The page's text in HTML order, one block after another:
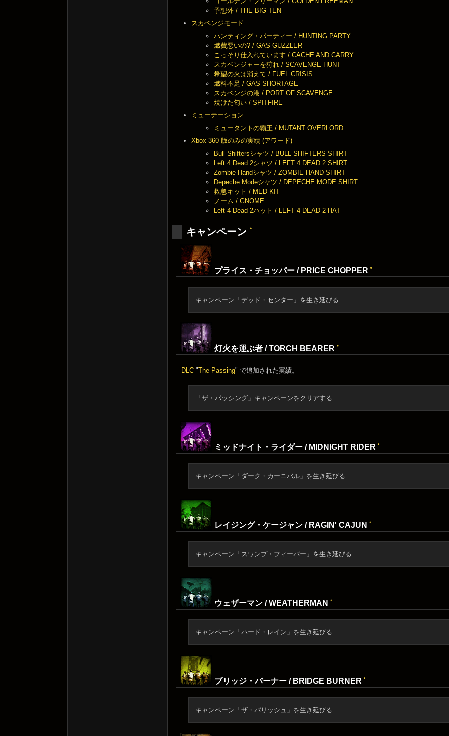
予想外 / THE BIG TEN
スカベンジモード
ハンティング・パーティー / HUNTING PARTY
燃費悪いの? / GAS GUZZLER
こっそり仕入れています / CACHE AND CARRY
スカベンジャーを狩れ / SCAVENGE HUNT
希望の火は消えて / FUEL CRISIS
燃料不足 / GAS SHORTAGE
スカベンジの港 / PORT OF SCAVENGE
焼けた匂い / SPITFIRE
ミューテーション
ミュータントの覇王 / MUTANT OVERLORD
Xbox 360 版のみの実績 (アワード)
Bull Shiftersシャツ / BULL SHIFTERS SHIRT
Left 4 Dead 2シャツ / LEFT 4 DEAD 2 SHIRT
Zombie Handシャツ / ZOMBIE HAND SHIRT
Depeche Modeシャツ / DEPECHE MODE SHIRT
救急キット / MED KIT
ノーム / GNOME
Left 4 Dead 2ハット / LEFT 4 DEAD 2 HAT
キャンペーン *
プライス・チョッパー / PRICE CHOPPER *
キャンペーン「デッド・センター」を生き延びる
灯火を運ぶ者 / TORCH BEARER *
DLC "The Passing" で追加された実績。
「ザ・パッシング」キャンペーンをクリアする
ミッドナイト・ライダー / MIDNIGHT RIDER *
キャンペーン「ダーク・カーニバル」を生き延びる
レイジング・ケージャン / RAGIN' CAJUN *
キャンペーン「スワンプ・フィーバー」を生き延びる
ウェザーマン / WEATHERMAN *
キャンペーン「ハード・レイン」を生き延びる
ブリッジ・バーナー / BRIDGE BURNER *
キャンペーン「ザ・パリッシュ」を生き延びる